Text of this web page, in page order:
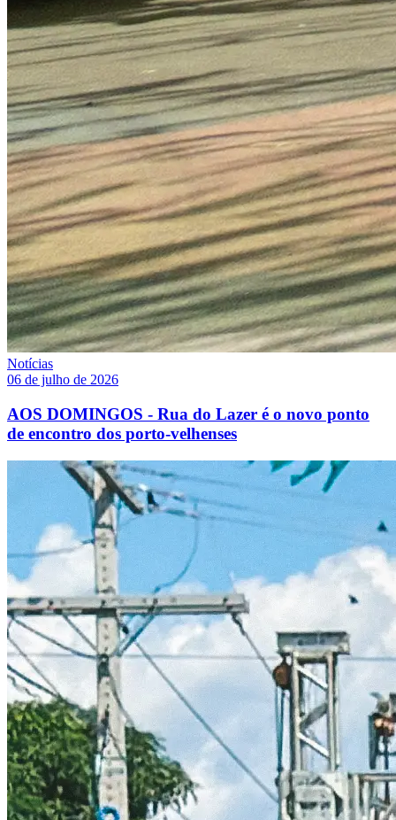
Notícias
06 de julho de 2026
AOS DOMINGOS - Rua do Lazer é o novo ponto
de encontro dos porto-velhenses